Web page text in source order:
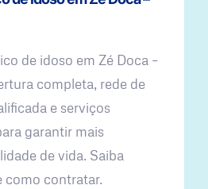
de idoso em Zé Doca –
completa, rede de
e serviços
garantir mais
de vida. Saiba
como contratar.